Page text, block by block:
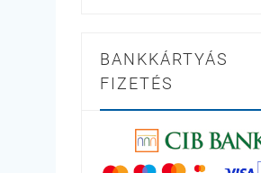
BANKKÁRTYÁS
FIZETÉS